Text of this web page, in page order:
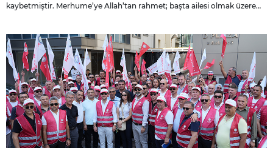
kaybetmiştir. Merhume’ye Allah’tan rahmet; başta ailesi olmak üzere